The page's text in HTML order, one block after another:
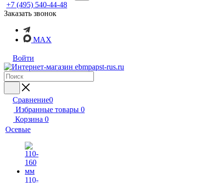
+7 (495) 540-44-48
Заказать звонок
MAX
Войти
Сравнение0
Избранные товары 0
Корзина 0
Осевые
110-